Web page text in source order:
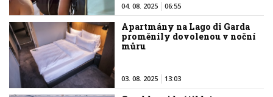
04. 08. 2025 06:55
Apartmány na Lago di Garda
proměnily dovolenou v noční
můru
03. 08. 2025 13:03